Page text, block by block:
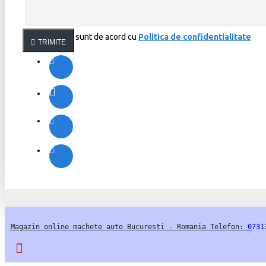
TRIMITE
Am citit şi sunt de acord cu Politica de confidentialitate
Magazin online machete auto Bucuresti - Romania Telefon: 0